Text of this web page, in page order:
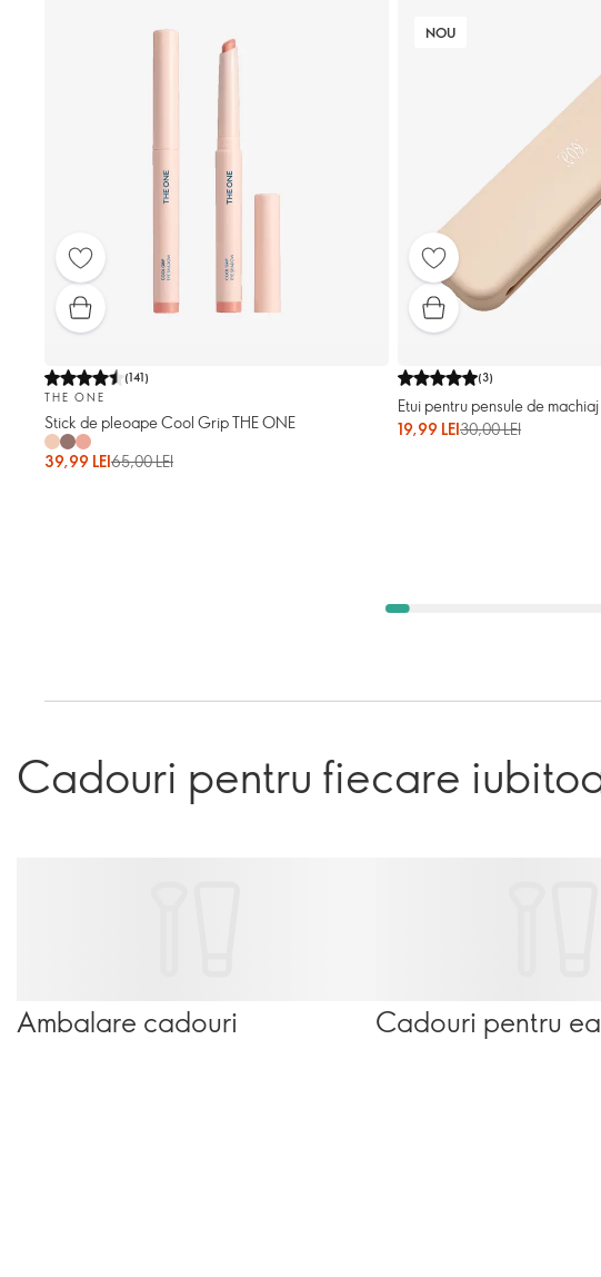
(141)
THE ONE
Stick de pleoape Cool Grip THE ONE
39,99 LEI65,00 LEI
NOU
(3)
Etui pentru pensule de machiaj
19,99 LEI30,00 LEI
Cadouri pentru fiecare
Ambalare cadouri Cadouri pentru ea